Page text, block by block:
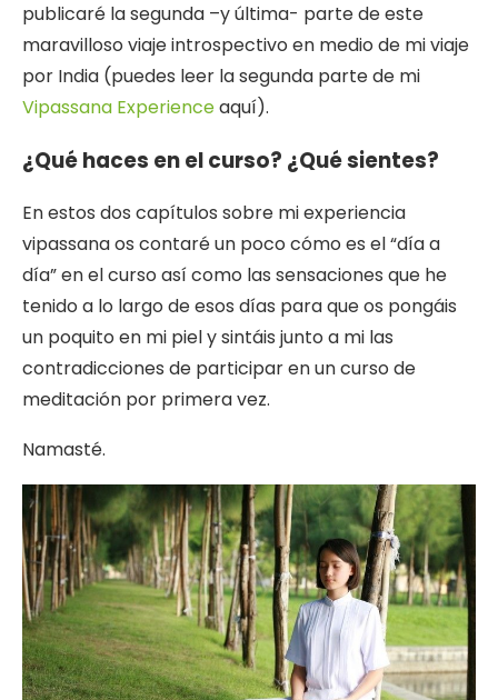
publicaré la segunda –y última- parte de este
maravilloso viaje introspectivo en medio de mi viaje
por India (puedes leer la segunda parte de mi
Vipassana Experienceaquí).
¿Qué haces en el curso? ¿Qué sientes?
En estos dos capítulos sobre mi experiencia
vipassana os contaré un poco cómo es el “día a
día” en el curso así como las sensaciones que he
tenido a lo largo de esos días para que os pongáis
un poquito en mi piel y sintáis junto a mi las
contradicciones de participar en un curso de
meditación por primera vez.
Namasté.